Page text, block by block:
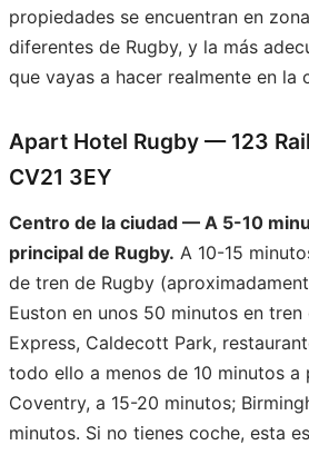
propiedades se encuentran en
diferentes de Rugby, y la más
que vayas a hacer realmente en la
Apart Hotel Rugby — 123
CV21 3EY
Centro de la ciudad — A 5-10
principal de Rugby. A 10-15
de tren de Rugby
Euston en unos 50 minutos en
Express, Caldecott Park,
todo ello a menos de 10 minutos a
Coventry, a 15-20 minutos;
minutos. Si no tienes coche, esta